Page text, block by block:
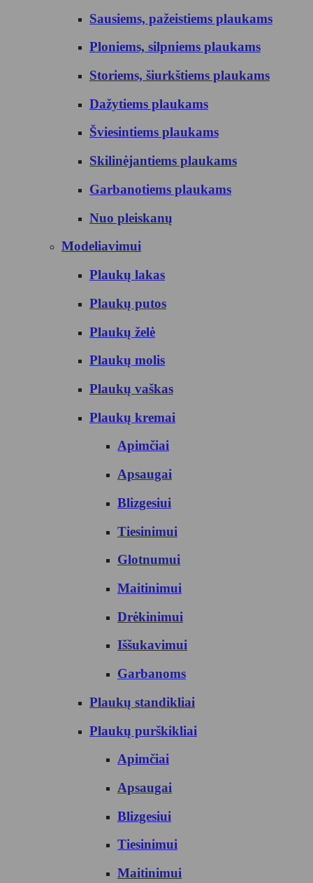
Sausiems, pažeistiems plaukams
Ploniems, silpniems plaukams
Storiems, šiurkštiems plaukams
Dažytiems plaukams
Šviesintiems plaukams
Skilinėjantiems plaukams
Garbanotiems plaukams
Nuo pleiskanų
Modeliavimui
Plaukų lakas
Plaukų putos
Plaukų želė
Plaukų molis
Plaukų vaškas
Plaukų kremai
Apimčiai
Apsaugai
Blizgesiui
Tiesinimui
Glotnumui
Maitinimui
Drėkinimui
Iššukavimui
Garbanoms
Plaukų standikliai
Plaukų purškikliai
Apimčiai
Apsaugai
Blizgesiui
Tiesinimui
Maitinimui